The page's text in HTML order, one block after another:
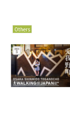
Others